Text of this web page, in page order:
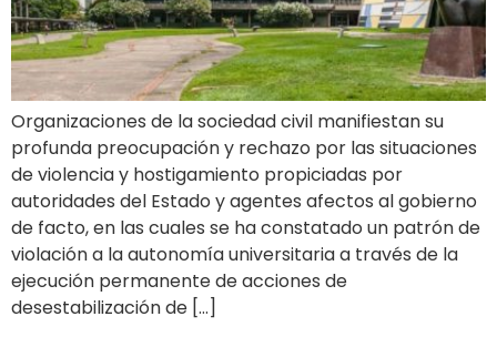
Organizaciones de la sociedad civil manifiestan su
profunda preocupación y rechazo por las situaciones
de violencia y hostigamiento propiciadas por
autoridades del Estado y agentes afectos al gobierno
de facto, en las cuales se ha constatado un patrón de
violación a la autonomía universitaria a través de la
ejecución permanente de acciones de
desestabilización de […]